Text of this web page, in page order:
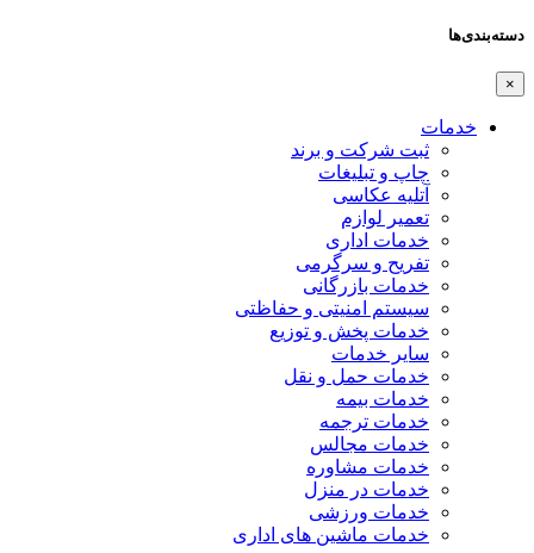
دسته‌بندی‌ها
×
خدمات
ثبت شرکت و برند
چاپ و تبلیغات
آتلیه عکاسی
تعمیر لوازم
خدمات اداری
تفریح و سرگرمی
خدمات بازرگانی
سیستم امنیتی و حفاظتی
خدمات پخش و توزیع
سایر خدمات
خدمات حمل و نقل
خدمات بیمه
خدمات ترجمه
خدمات مجالس
خدمات مشاوره
خدمات در منزل
خدمات ورزشی
خدمات ماشین های اداری